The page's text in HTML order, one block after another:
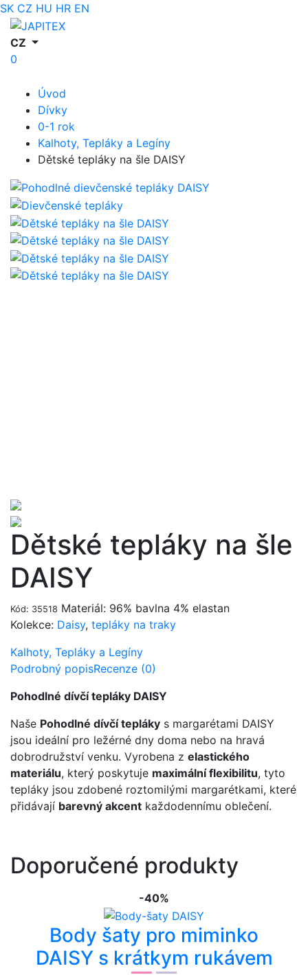
SK CZ HU HR EN
CZ
0
Úvod
Dívky
0-1 rok
Kalhoty, Tepláky a Legíny
Dětské tepláky na šle DAISY
Dětské tepláky na šle
DAISY
Kód: 35518 Materiál: 96% bavlna 4% elastan
Kolekce: Daisy, tepláky na traky
Kalhoty, Tepláky a Legíny
Podrobný popisRecenze (0)
Pohodlné dívčí tepláky DAISY
Naše Pohodlné dívčí tepláky s margarétami DAISY
jsou ideální pro ležérné dny doma nebo na hravá
dobrodružství venku. Vyrobena z elastického
materiálu, který poskytuje maximální flexibilitu, tyto
tepláky jsou zdobené roztomilými margarétkami, které
přidávají barevný akcent každodennímu oblečení.
Doporučené produkty
-40%
Body šaty pro miminko
DAISY s krátkym rukávem